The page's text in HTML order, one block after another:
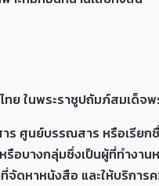
ในพระราชูปถัมภ์สมเด็จพ
ย์บรรณสาร หรือเรียกชื่อ
รือบางกลุ่มซึ่งเป็นผู้ที่ทำง
ดหาหนังสือ และให้บริกา